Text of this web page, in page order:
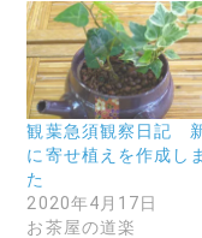
観葉急須観察日記
に寄せ植えを作成し
た
2020年4月17日
お茶屋の道楽